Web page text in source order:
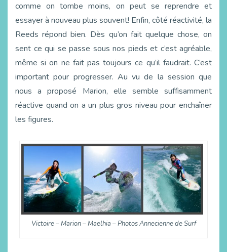
comme on tombe moins, on peut se reprendre et
essayer à nouveau plus souvent! Enfin, côté réactivité, la
Reeds répond bien. Dès qu’on fait quelque chose, on
sent ce qui se passe sous nos pieds et c’est agréable,
même si on ne fait pas toujours ce qu’il faudrait. C’est
important pour progresser. Au vu de la session que
nous a proposé Marion, elle semble suffisamment
réactive quand on a un plus gros niveau pour enchaîner
les figures.
Victoire – Marion – Maelhia – Photos Annecienne de Surf